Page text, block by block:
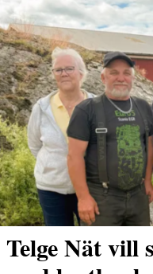
Telge Nät vill